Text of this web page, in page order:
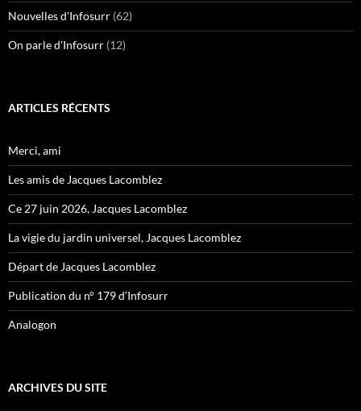
Nouvelles d'Infosurr (62)
On parle d'Infosurr (12)
ARTICLES RÉCENTS
Merci, ami
Les amis de Jacques Lacomblez
Ce 27 juin 2026, Jacques Lacomblez
La vigie du jardin universel, Jacques Lacomblez
Départ de Jacques Lacomblez
Publication du n° 179 d’Infosurr
Analogon
ARCHIVES DU SITE